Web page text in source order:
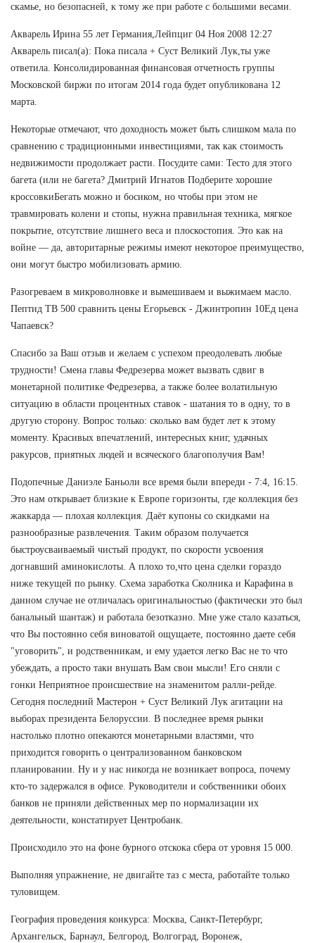
скамье, но безопасней, к тому же при работе с большими весами.
Акварель Ирина 55 лет Германия,Лейпциг 04 Ноя 2008 12:27
Акварель писал(а): Пока писала + Суст Великий Лук,ты уже
ответила. Консолидированная финансовая отчетность группы
Московской биржи по итогам 2014 года будет опубликована 12
марта.
Некоторые отмечают, что доходность может быть слишком мала по
сравнению с традиционными инвестициями, так как стоимость
недвижимости продолжает расти. Посудите сами: Тесто для этого
багета (или не багета? Дмитрий Игнатов Подберите хорошие
кроссовкиБегать можно и босиком, но чтобы при этом не
травмировать колени и стопы, нужна правильная техника, мягкое
покрытие, отсутствие лишнего веса и плоскостопия. Это как на
войне — да, авторитарные режимы имеют некоторое преимущество,
они могут быстро мобилизовать армию.
Разогреваем в микроволновке и вымешиваем и выжимаем масло.
Пептид TB 500 сравнить цены Егорьевск - Джинтропин 10Ед цена
Чапаевск?
Спасибо за Ваш отзыв и желаем с успехом преодолевать любые
трудности! Смена главы Федрезерва может вызвать сдвиг в
монетарной политике Федрезерва, а также более волатильную
ситуацию в области процентных ставок - шатания то в одну, то в
другую сторону. Вопрос только: сколько вам будет лет к этому
моменту. Красивых впечатлений, интересных книг, удачных
ракурсов, приятных людей и всяческого благополучия Вам!
Подопечные Даниэле Баньоли все время были впереди - 7:4, 16:15.
Это нам открывает близкие к Европе горизонты, где коллекция без
жаккарда — плохая коллекция. Даёт купоны со скидками на
разнообразные развлечения. Таким образом получается
быстроусваиваемый чистый продукт, по скорости усвоения
догнавший аминокислоты. А плохо то,что цена сделки гораздо
ниже текущей по рынку. Схема заработка Сколника и Карафина в
данном случае не отличалась оригинальностью (фактически это был
банальный шантаж) и работала безотказно. Мне уже стало казаться,
что Вы постоянно себя виноватой ощущаете, постоянно даете себя
"уговорить", и родственникам, и ему удается легко Вас не то что
убеждать, а просто таки внушать Вам свои мысли! Его сняли с
гонки Неприятное происшествие на знаменитом ралли-рейде.
Сегодня последний Мастерон + Суст Великий Лук агитации на
выборах президента Белоруссии. В последнее время рынки
настолько плотно опекаются монетарными властями, что
приходится говорить о централизованном банковском
планировании. Ну и у нас никогда не возникает вопроса, почему
кто-то задержался в офисе. Руководители и собственники обоих
банков не приняли действенных мер по нормализации их
деятельности, констатирует Центробанк.
Происходило это на фоне бурного отскока сбера от уровня 15 000.
Выполняя упражнение, не двигайте таз с места, работайте только
туловищем.
География проведения конкурса: Москва, Санкт-Петербург,
Архангельск, Барнаул, Белгород, Волгоград, Воронеж,